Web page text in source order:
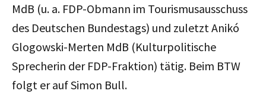
MdB (u. a. FDP-Obmann im Tourismusausschuss
des Deutschen Bundestags) und zuletzt Anikó
Glogowski-Merten MdB (Kulturpolitische
Sprecherin der FDP-Fraktion) tätig. Beim BTW
folgt er auf Simon Bull.